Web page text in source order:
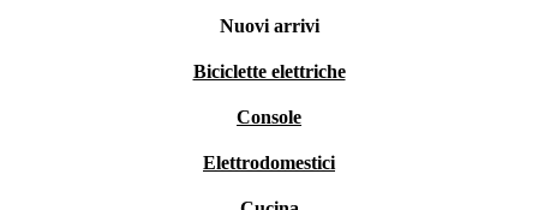
Nuovi arrivi
Biciclette elettriche
Console
Elettrodomestici